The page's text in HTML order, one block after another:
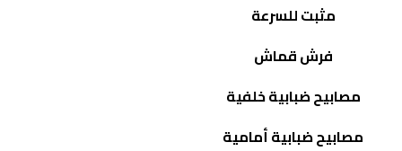
مثبت للسرعة
فرش قماش
مصابيح ضبابية خلفية
مصابيح ضبابية أمامية